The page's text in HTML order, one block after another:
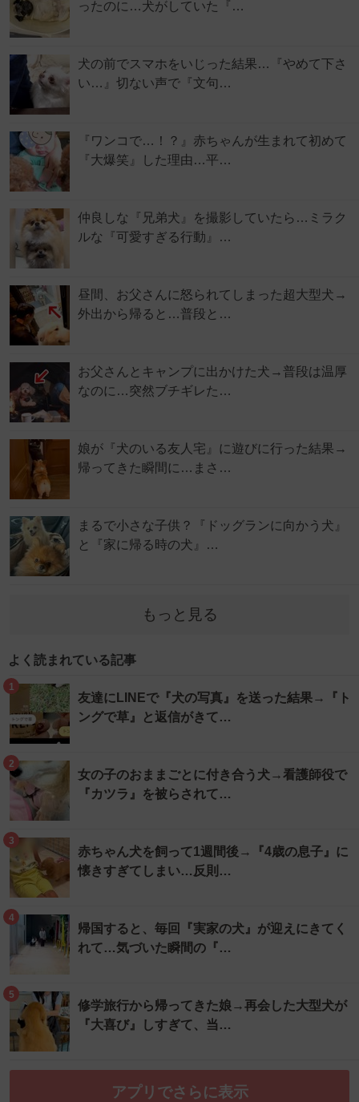
ったのに…犬がしていた『…
犬の前でスマホをいじった結果…『やめて下さ
い…』切ない声で『文句…
『ワンコで…！？』赤ちゃんが生まれて初めて
『大爆笑』した理由…平…
仲良しな『兄弟犬』を撮影していたら…ミラク
ルな『可愛すぎる行動』…
昼間、お父さんに怒られてしまった超大型犬→
外出から帰ると…普段と…
お父さんとキャンプに出かけた犬→普段は温厚
なのに…突然ブチギレた…
娘が『犬のいる友人宅』に遊びに行った結果→
帰ってきた瞬間に…まさ…
まるで小さな子供？『ドッグランに向かう犬』
と『家に帰る時の犬』…
もっと見る
よく読まれている記事
1
友達にLINEで『犬の写真』を送った結果→『ト
ングで草』と返信がきて…
2
女の子のおままごとに付き合う犬→看護師役で
『カツラ』を被らされて…
3
赤ちゃん犬を飼って1週間後→『4歳の息子』に
懐きすぎてしまい…反則…
4
帰国すると、毎回『実家の犬』が迎えにきてく
れて…気づいた瞬間の『…
5
修学旅行から帰ってきた娘→再会した大型犬が
『大喜び』しすぎて、当…
アプリでさらに表示